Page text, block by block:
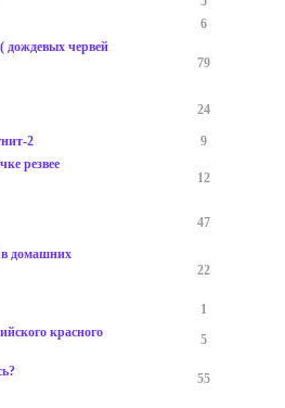
6
дождевых червей
79
24
2 9
резвее
12
47
домашних
22
1
красного
5
55